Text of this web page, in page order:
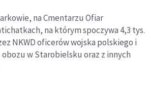
na Cmentarzu Ofiar
na którym spoczywa 4,3 tys.
NKWD oficerów wojska polskiego i
w Starobielsku oraz z innych